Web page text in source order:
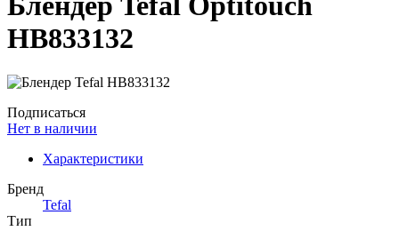
HB833132
Подписаться
Нет в наличии
Характеристики
Бренд
Tefal
Тип